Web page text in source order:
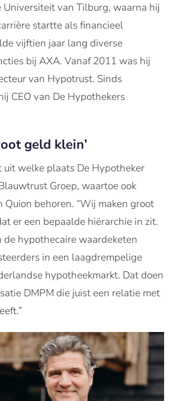
Universiteit van Tilburg, waarna hij
startte als financieel
vijftien jaar lang diverse
bij AXA. Vanaf 2011 was hij
van Hypotrust. Sinds
CEO van De Hypothekers
geld klein’
uit welke plaats De Hypotheker
Groep, waartoe ook
Quion behoren. “Wij maken groot
er een bepaalde hiërarchie in zit.
de hypothecaire waardeketen
in een laagdrempelige
hypotheekmarkt. Dat doen
DMPM die juist een relatie met